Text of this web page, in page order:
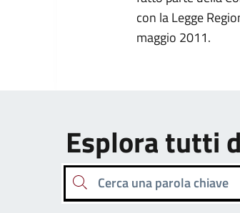
con la Legge
maggio 2011.
Esplora tutti
Cerca una parola chiave